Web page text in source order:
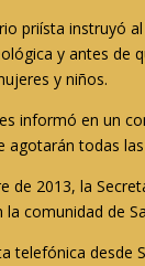
priísta instruyó
y antes de
y niños.
informó en un
agotarán todas
de 2013, la
la comunidad de
telefónica desde